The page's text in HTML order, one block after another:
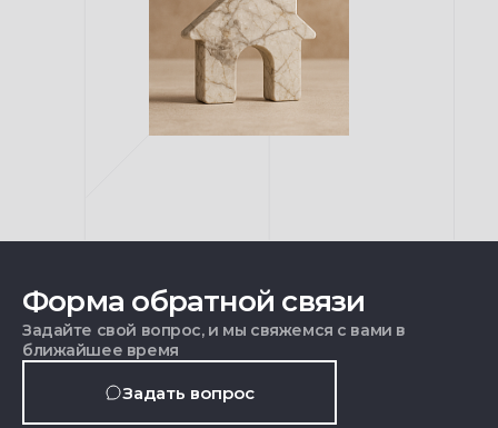
Форма обратной связи
Задайте свой вопрос, и мы свяжемся с вами в
ближайшее время
Задать вопрос